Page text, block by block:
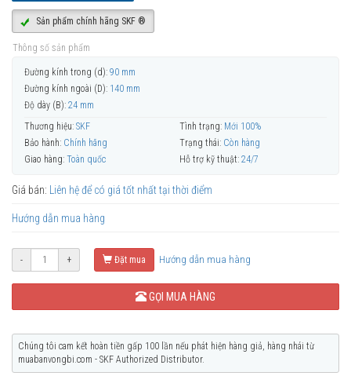
Sản phẩm chính hãng SKF ®
Thông số sản phẩm
Đường kính trong (d): 90 mm
Đường kính ngoài (D): 140 mm
Độ dày (B): 24 mm
Thương hiệu: SKF Tình trạng: Mới 100%
Bảo hành: Chính hãng Trạng thái: Còn hàng
Giao hàng: Toàn quốc Hỗ trợ kỹ thuật: 24/7
Giá bán: Liên hệ để có giá tốt nhất tại thời điểm
Hướng dẫn mua hàng
- + Đặt mua Hướng dẫn mua hàng
GỌI MUA HÀNG
Chúng tôi cam kết hoàn tiền gấp 100 lần nếu phát hiện hàng giả, hàng nhái từ
muabanvongbi.com - SKF Authorized Distributor.